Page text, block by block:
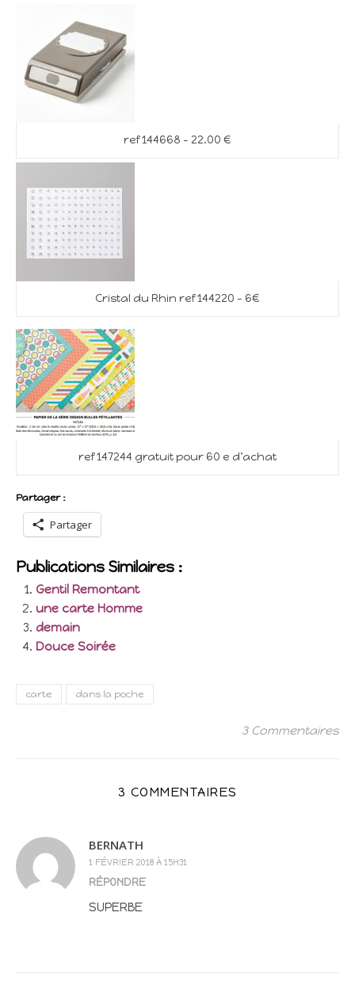
ref 144668 – 22.00 €
Cristal du Rhin ref 144220 – 6€
ref 147244 gratuit pour 60 e d’achat
Partager :
Partager
Publications Similaires :
Gentil Remontant
une carte Homme
demain
Douce Soirée
carte dans la poche
3 Commentaires
3 COMMENTAIRES
BERNATH
1 FÉVRIER 2018 À 15H31
RÉPONDRE
SUPERBE